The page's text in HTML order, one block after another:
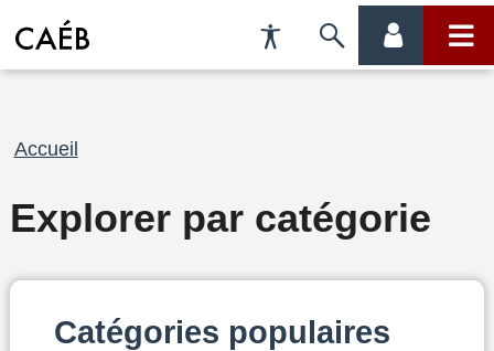
Préférences
d'accessibilité
Passer
menu
Fil
Accueil
Explorer par catégorie
Catégories populaires